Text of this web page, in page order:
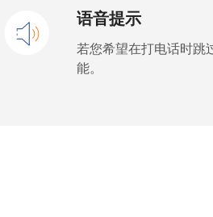
手机
语音提示
若您希望在打电话时跳
能。